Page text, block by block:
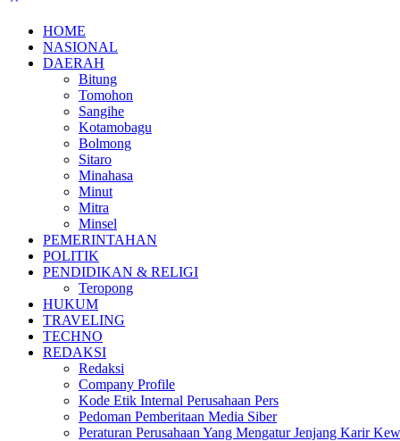
HOME
NASIONAL
DAERAH
Bitung
Tomohon
Sangihe
Kotamobagu
Bolmong
Sitaro
Minahasa
Minut
Mitra
Minsel
PEMERINTAHAN
POLITIK
PENDIDIKAN & RELIGI
Teropong
HUKUM
TRAVELING
TECHNO
REDAKSI
Redaksi
Company Profile
Kode Etik Internal Perusahaan Pers
Pedoman Pemberitaan Media Siber
Peraturan Perusahaan Yang Mengatur Jenjang Karir